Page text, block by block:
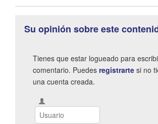
Su opinión sobre este
Tienes que estar logueado para
comentario. Puedes registrarte si no
una cuenta creada.